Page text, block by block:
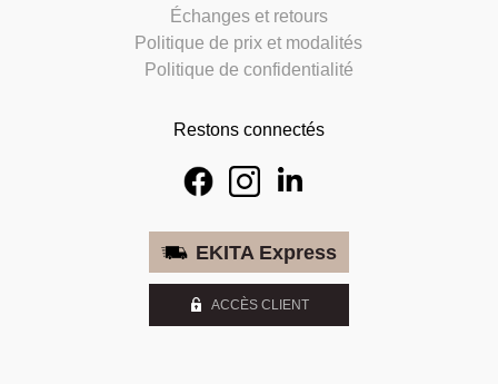
Échanges et retours
Politique de prix et modalités
Politique de confidentialité
Restons connectés
EKITA Express
ACCÈS CLIENT